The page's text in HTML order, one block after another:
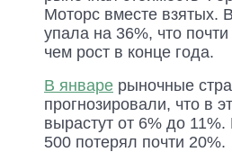
Моторс вместе взятых.
упала на 36%, что
чем рост в конце года.
В январе рыночные
прогнозировали, что в
вырастут от 6% до
500 потерял почти 20%.